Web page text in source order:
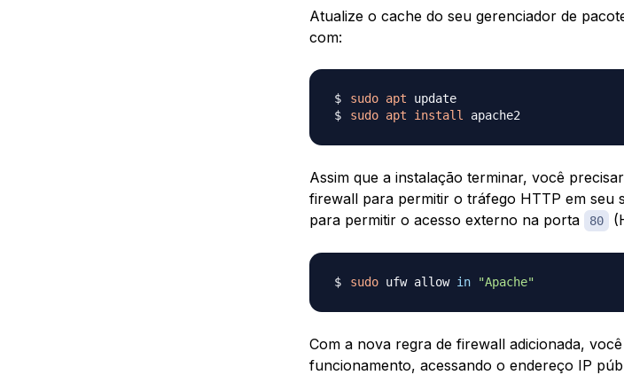
Atualize o cache do seu gerenciador de
com:
sudo apt
update
sudo apt install
Assim que a instalação terminar, você
firewall para permitir o tráfego HTTP em seu
para permitir o acesso externo na porta
80
sudo ufw allow in "Apache"
Com a nova regra de firewall adicionada,
funcionamento, acessando o endereço IP